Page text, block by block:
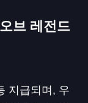
브 레전드
지급되며, 우